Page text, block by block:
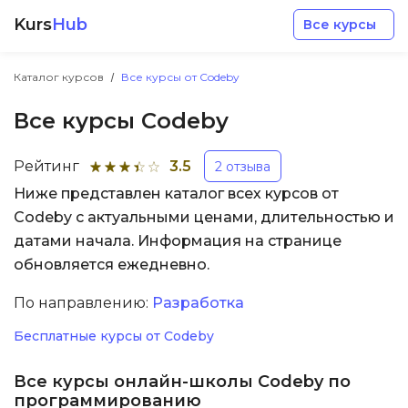
KursHub Все курсы
Каталог курсов Все курсы от Codeby
Все курсы Codeby
Рейтинг 3.5 2 отзыва
Ниже представлен каталог всех курсов от
Codeby с актуальными ценами, длительностью и
датами начала. Информация на странице
обновляется ежедневно.
По направлению: Разработка
Бесплатные курсы от Codeby
Все курсы онлайн-школы Codeby по
программированию
Разработка
Маркетинг
Дизайн
Аналитика
Менеджмент